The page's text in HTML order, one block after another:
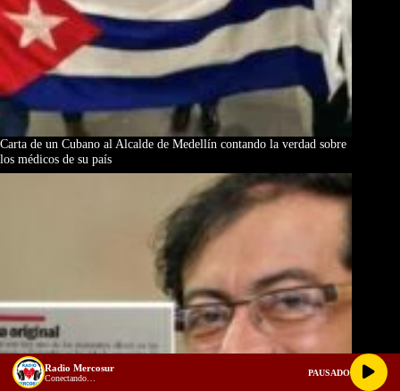
Carta de un Cubano al Alcalde de Medellín contando la verdad sobre
los médicos de su país
Radio Mercosur
Conectando…
PAUSADO